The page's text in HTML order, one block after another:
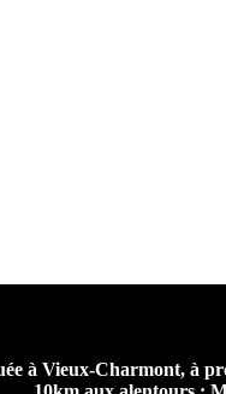
à Vieux-Charmont, à